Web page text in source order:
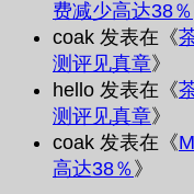
费减少高达38％
coak 发表在《
测评见真章》
hello 发表在《
测评见真章》
coak 发表在《
高达38％ 》